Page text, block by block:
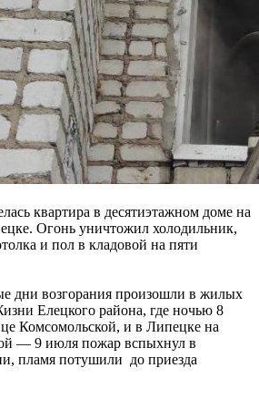
квартира в десятиэтажном доме на
Огонь уничтожил холодильник,
и пол в кладовой на пяти
дни возгорания произошли в жилых
Елецкого района, где ночью 8
Комсомольской, и в Липецке на
— 9 июля пожар вспыхнул в
пламя потушили до приезда